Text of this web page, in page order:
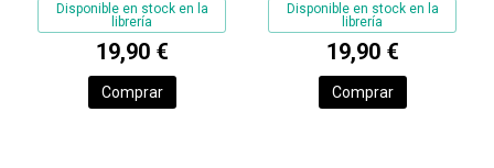
Disponible en stock en la
librería
19,90 €
Comprar
Disponible en stock en la
librería
19,90 €
Comprar